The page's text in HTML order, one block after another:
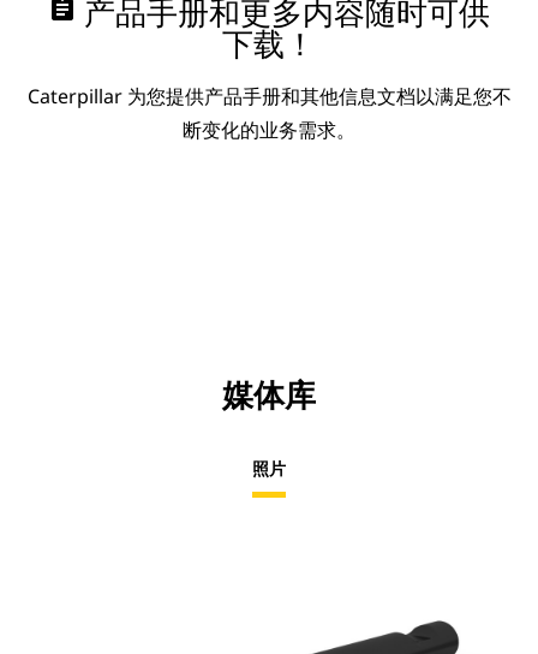
assignment 产品手册和更多内容随时可供
下载！
Caterpillar 为您提供产品手册和其他信息文档以满足您不
断变化的业务需求。
媒体库
照片